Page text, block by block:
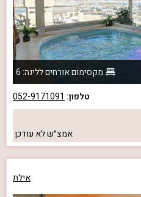
מקסימום אורחים ללינה: 6
טלפון: 052-9171091
אמצ״שלא עודכן
אילת